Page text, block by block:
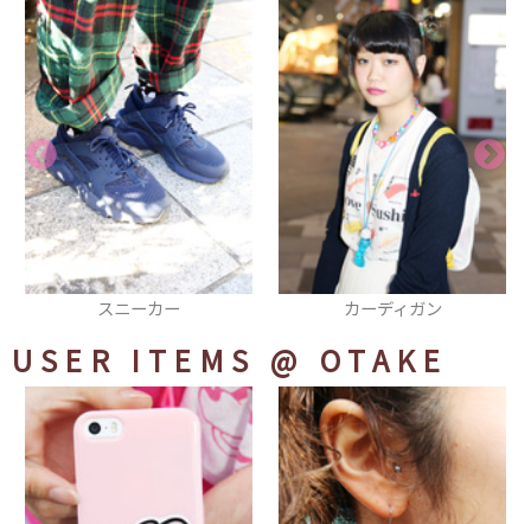
カーディガン パンツ
USER ITEMS @ OTAKE